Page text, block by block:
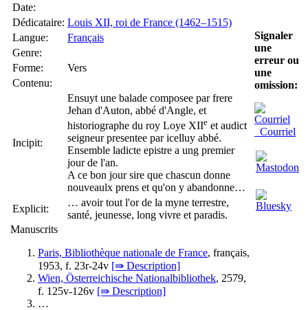
Date:
Dédicataire: Louis XII, roi de France (1462–1515)
Langue:
Français
Genre:
Forme:
Vers
Contenu:
Incipit:
Ensuyt une balade composee par frere
Jehan d'Auton, abbé d'Angle, et
historiographe du roy Loye XIIe et audict
seigneur presentee par icelluy abbé.
Ensemble ladicte epistre a ung premier
jour de l'an.
A ce bon jour sire que chascun donne
nouveaulx prens et qu'on y abandonne…
Explicit:
… avoir tout l'or de la myne terrestre,
santé, jeunesse, long vivre et paradis.
Manuscrits
Paris, Bibliothèque nationale de France, français,
1953, f. 23r-24v [⇛ Description]
Wien, Österreichische Nationalbibliothek, 2579,
f. 125v-126v [⇛ Description]
…
Signaler
une
erreur ou
une
omission:
Courriel